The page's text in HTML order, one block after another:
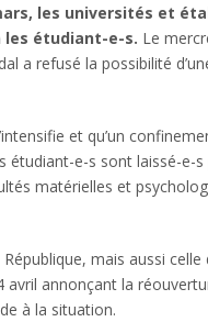
les universités et
les étudiant-e-s. Le
a refusé la possibilité
et qu’un
étudiant-e-s sont laissé-e-
matérielles et
mais aussi
avril annonçant la
à la situation.